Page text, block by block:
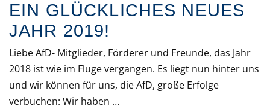
EIN GLÜCKLICHES NEUES
JAHR 2019!
Liebe AfD- Mitglieder, Förderer und Freunde, das Jahr
2018 ist wie im Fluge vergangen. Es liegt nun hinter uns
und wir können für uns, die AfD, große Erfolge
verbuchen: Wir haben …